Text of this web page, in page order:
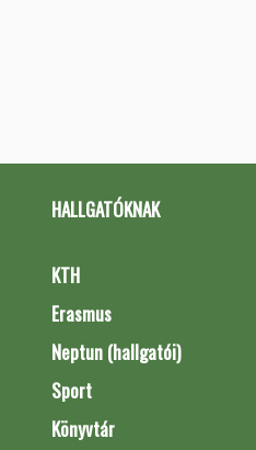
HALLGATÓKNAK
KTH
Erasmus
Neptun (hallgatói)
Sport
Könyvtár